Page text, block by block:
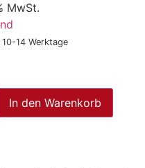
MwSt.
14 Werktage
In den Warenkorb